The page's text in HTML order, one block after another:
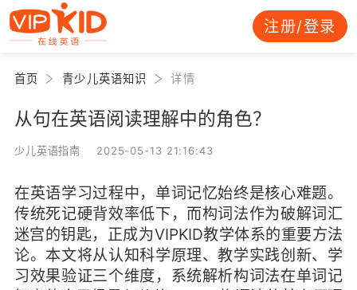
注册/登录
首页 青少儿英语知识 详情
从句在英语阅读理解中的角色？
少儿英语指南 2025-05-13 21:16:43
在英语学习过程中，单词记忆始终是核心难题。
传统死记硬背效率低下，而构词法作为破解词汇
迷宫的钥匙，正成为VIPKID教学体系的重要方法
论。本文将从认知科学原理、教学实践创新、学
习效果验证三个维度，系统解析构词法在单词记